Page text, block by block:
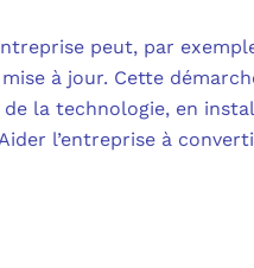
peut, par
à jour. Cette
la technologie, en
l’entreprise à